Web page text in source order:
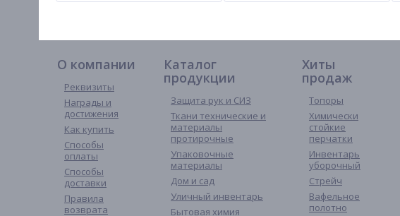
О компании
Реквизиты
Награды и
достижения
Как купить
Способы
оплаты
Способы
доставки
Правила
возврата
Каталог
продукции
Защита рук и СИЗ
Ткани технические и
материалы
протирочные
Упаковочные
материалы
Дом и сад
Уличный инвентарь
Бытовая химия
Хиты
продаж
Топоры
Химически
стойкие
перчатки
Инвентарь
уборочный
Стрейч
Вафельное
полотно